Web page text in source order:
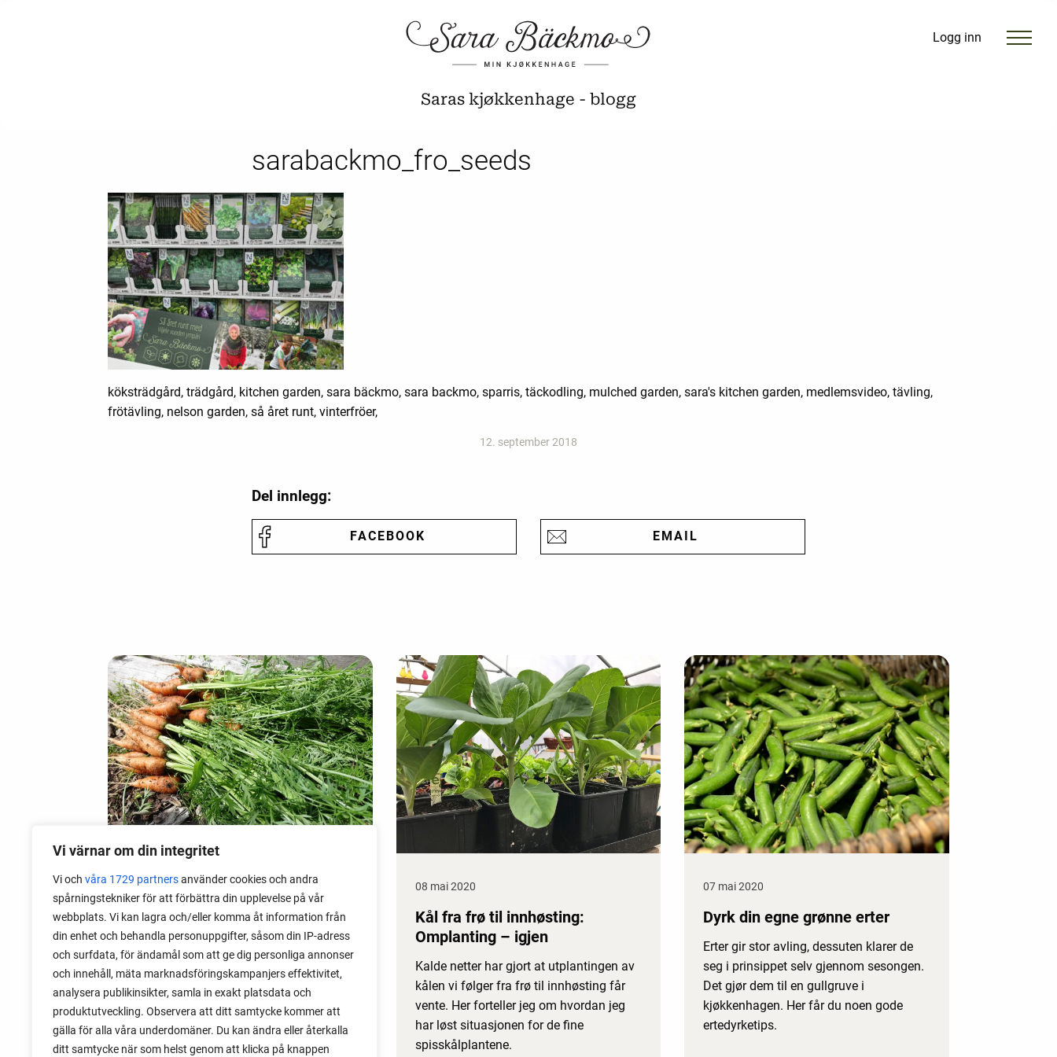
Vi värnar om din integritet
Vi och våra 1729 partnersanvänder cookies och andra
spårningstekniker för att förbättra din upplevelse på vår
webbplats. Vi kan lagra och/eller komma åt information från
din enhet och behandla personuppgifter, såsom din IP-adress
och surfdata, för ändamål som att ge dig personliga annonser
och innehåll, mäta marknadsföringskampanjers effektivitet,
analysera publikinsikter, samla in exakt platsdata och
produktutveckling. Observera att ditt samtycke kommer att
gälla för alla våra underdomäner. Du kan ändra eller återkalla
ditt samtycke när som helst genom att klicka på knappen
Logg inn
Saras kjøkkenhage - blogg
sarabackmo_fro_seeds
köksträdgård, trädgård, kitchen garden, sara bäckmo, sara backmo, sparris, täckodling, mulched garden, sara's kitchen garden, medlemsvideo, tävling,
frötävling, nelson garden, så året runt, vinterfröer,
12. september 2018
Del innlegg:
FACEBOOK EMAIL
09 mai 2020
Brannskader av grønnsaker
Noen grønnsaker kan utrolig nok
forårsake en type av hudskader, ikke ved
matlagingen, men i hagen. For noen år
siden måtte vi dra til sykehuset med
barna da de hadde fått merkelige
brannskader.
08 mai 2020
Kål fra frø til innhøsting:
Omplanting – igjen
Kalde netter har gjort at utplantingen av
kålen vi følger fra frø til innhøsting får
vente. Her forteller jeg om hvordan jeg
har løst situasjonen for de fine
spisskålplantene.
07 mai 2020
Dyrk din egne grønne erter
Erter gir stor avling, dessuten klarer de
seg i prinsippet selv gjennom sesongen.
Det gjør dem til en gullgruve i
kjøkkenhagen. Her får du noen gode
ertedyrketips.